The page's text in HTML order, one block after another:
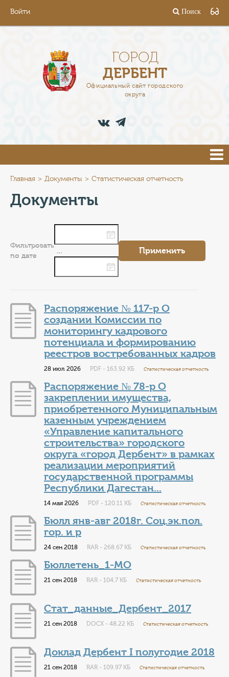
Войти Поиск
ГОРОД
ДЕРБЕНТ
Официальный сайт городского
округа
АДМИНИСТРАЦИЯ
ПРЕСС-ЦЕНТР
ТУРИСТАМ
ТАРИФЫ
КАТАЛОГ УСЛУГ
СЛУЖБА ПО КОНТРАКТУ
Главная Документы Статистическая отчетность
Документы
Фильтровать
по дате
… Применить
Распоряжение № 117-р О
создании Комиссии по
мониторингу кадрового
потенциала и формированию
реестров востребованных кадров
28 июл 2026 PDF - 163.92 КБ Статистическая отчетность
Распоряжение № 78-р О
закреплении имущества,
приобретенного Муниципальным
казенным учреждением
«Управление капитального
строительства» городского
округа «город Дербент» в рамках
реализации мероприятий
государственной программы
Республики Дагестан...
14 мая 2026 PDF - 120.11 КБ Статистическая отчетность
Бюлл янв-авг 2018г. Соц.эк.пол.
гор. и р
24 сен 2018 RAR - 268.67 КБ Статистическая отчетность
Бюллетень_1-МО
21 сен 2018 RAR - 104.7 КБ Статистическая отчетность
Стат_данные_Дербент_2017
21 сен 2018 DOCX - 48.22 КБ Статистическая отчетность
Доклад Дербент I полугодие 2018
21 сен 2018 RAR - 109.97 КБ Статистическая отчетность